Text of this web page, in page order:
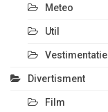
Meteo
Util
Vestimentatie
Divertisment
Film